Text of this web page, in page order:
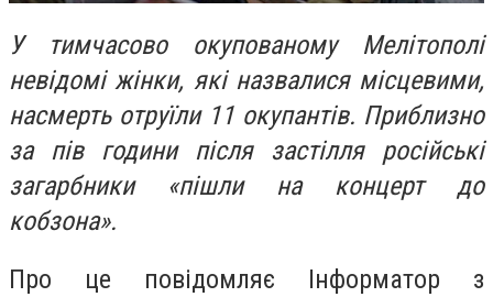
У тимчасово окупованому Мелітополі
невідомі жінки, які назвалися місцевими,
насмерть отруїли 11 окупантів. Приблизно
за пів години після застілля російські
загарбники «пішли на концерт до
кобзона».
Про це повідомляє Інформатор з